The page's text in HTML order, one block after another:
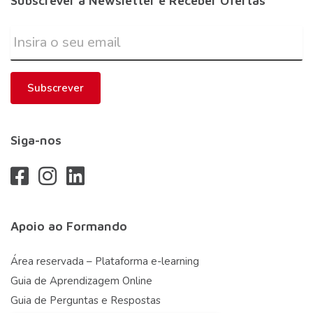
Subscrever
Siga-nos
Apoio ao Formando
Área reservada – Plataforma e-learning
Guia de Aprendizagem Online
Guia de Perguntas e Respostas